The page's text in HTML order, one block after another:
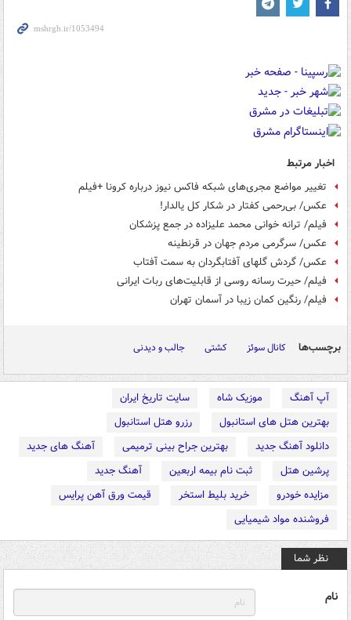
اخبار مرتبط
تغییر مواضع مجری‌های شبکه فاکس نیوز درباره کرونا +فیلم
عکس/ بی‌رحمی کفتار در شکار کل یالدار!
فیلم/ ترانه خوانی محمد علیزاده در جمع پزشکان
عکس/ سرگرمی مردم جهان در قرنطینه
عکس/ گردش گلهای آفتابگردان به سمت آفتاب
فیلم/ حیرت رسانه روسی از قابلیت‌های ربات ایرانی
فیلم/ رنگین کمان زیبا در آسمان تهران
برچسب‌ها کانال سوئز کشتی جالب و دیدنی
آپ آهنگ موزیک شاه
سایت تاریخ ایران
بهترین هتل های استانبول
رزرو هتل استانبول
دانلود آهنگ جدید
بهترین جراح بینی ترمیمی
آهنگ های جدید
پرشین هتل
ثبت نام بیمه اربعین
آهنگ جدید
مزایده خودرو
خرید بلیط استخر
قیمت ورق آهن پرایس
فروشنده مواد شیمیایی
نظر شما
نام